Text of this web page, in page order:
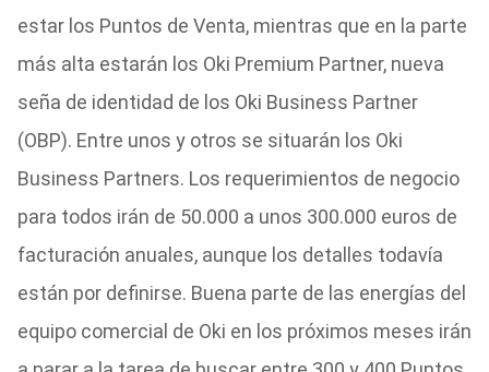
estar los Puntos de Venta, mientras que en la parte
más alta estarán los Oki Premium Partner, nueva
seña de identidad de los Oki Business Partner
(OBP). Entre unos y otros se situarán los Oki
Business Partners. Los requerimientos de negocio
para todos irán de 50.000 a unos 300.000 euros de
facturación anuales, aunque los detalles todavía
están por definirse. Buena parte de las energías del
equipo comercial de Oki en los próximos meses irán